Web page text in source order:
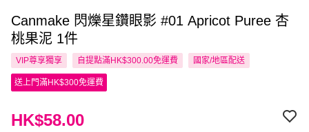
Canmake 閃爍星鑽眼影 #01 Apricot Puree 杏
桃果泥 1件
VIP尊享獨享 自提點滿HK$300.00免運費 國家/地區配送
送上門滿HK$300免運費
HK$58.00